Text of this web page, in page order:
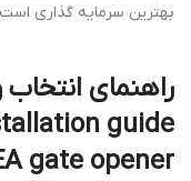
بهترین سرمایه گذاری
guide
gate opener